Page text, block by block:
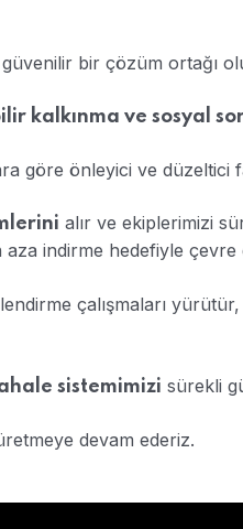
bir çözüm ortağı
kalkınma ve sosyal
göre önleyici ve düzeltici
alır ve ekiplerimizi
indirme hedefiyle
çalışmaları yürütür,
sistemimizi sürekli
devam ederiz.